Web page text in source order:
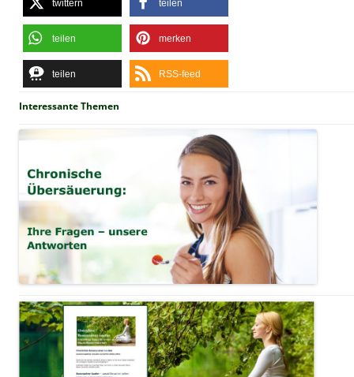
twittern teilen
teilen merken
teilen RSS-feed
Interessante Themen